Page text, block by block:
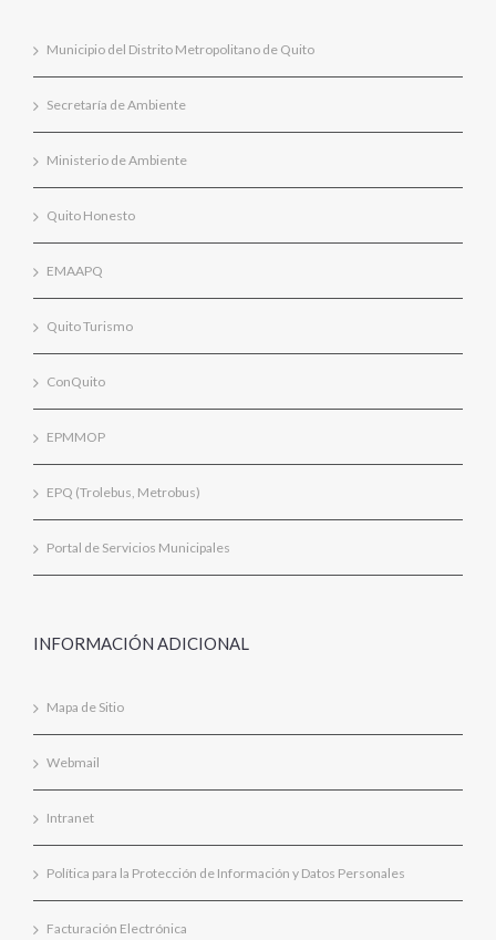
Municipio del Distrito Metropolitano de Quito
Secretaría de Ambiente
Ministerio de Ambiente
Quito Honesto
EMAAPQ
Quito Turismo
ConQuito
EPMMOP
EPQ (Trolebus, Metrobus)
Portal de Servicios Municipales
INFORMACIÓN ADICIONAL
Mapa de Sitio
Webmail
Intranet
Política para la Protección de Información y Datos Personales
Facturación Electrónica